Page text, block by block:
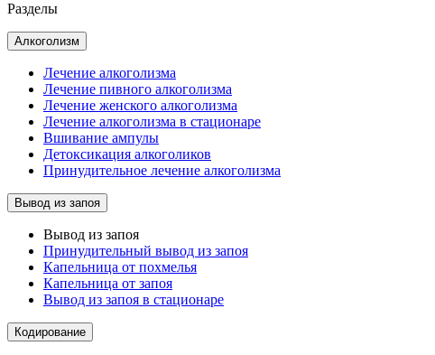
Разделы
Алкоголизм
Лечение алкоголизма
Лечение пивного алкоголизма
Лечение женского алкоголизма
Лечение алкоголизма в стационаре
Вшивание ампулы
Детоксикация алкоголиков
Принудительное лечение алкоголизма
Вывод из запоя
Вывод из запоя
Принудительный вывод из запоя
Капельница от похмелья
Капельница от запоя
Вывод из запоя в стационаре
Кодирование